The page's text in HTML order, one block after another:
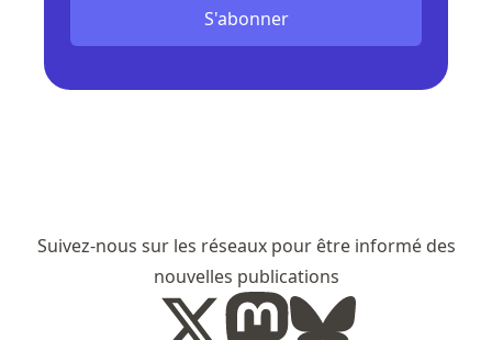
S'abonner
Suivez-nous sur les réseaux pour être informé des
nouvelles publications